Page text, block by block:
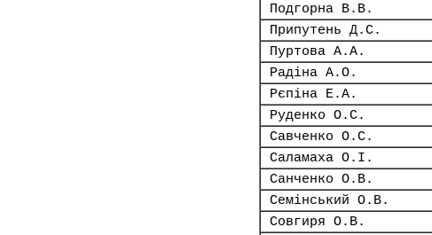
Подгорна В.В.
Припутень Д.С.
Пуртова А.А.
Радіна А.О.
Рєпіна Е.А.
Руденко О.С.
Савченко О.С.
Саламаха О.І.
Санченко О.В.
Семінський О.В.
Совгиря О.В.